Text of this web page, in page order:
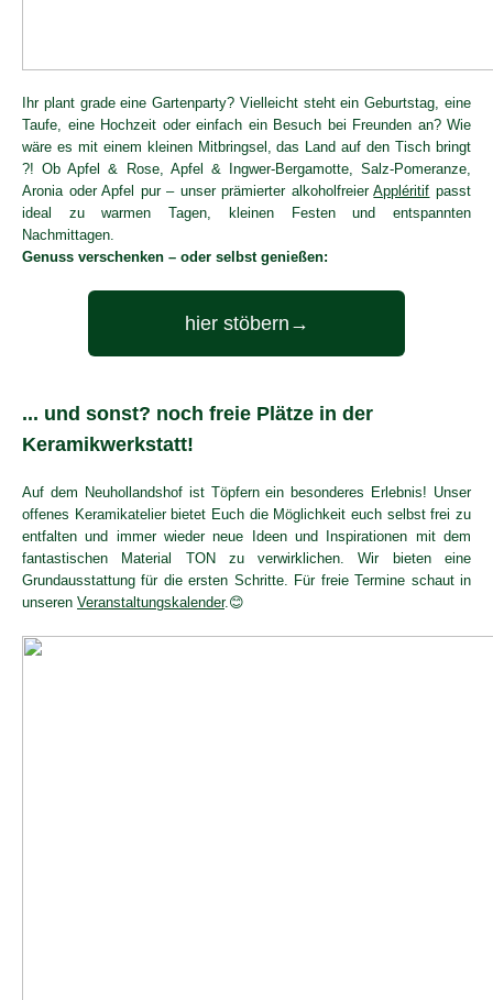
Ihr plant grade eine Gartenparty? Vielleicht steht ein Geburtstag, eine
Taufe, eine Hochzeit oder einfach ein Besuch bei Freunden an? Wie
wäre es mit einem kleinen Mitbringsel, das Land auf den Tisch bringt
?! Ob Apfel & Rose, Apfel & Ingwer-Bergamotte, Salz-Pomeranze,
Aronia oder Apfel pur – unser prämierter alkoholfreierAppléritif passt
ideal zu warmen Tagen, kleinen Festen und entspannten
Nachmittagen.
Genuss verschenken – oder selbst genießen:
hier stöbern→
... und sonst? noch freie Plätze in der
Keramikwerkstatt!
Auf dem Neuhollandshof ist Töpfern ein besonderes Erlebnis! Unser
offenes Keramikatelier bietet Euch die Möglichkeit euch selbst frei zu
entfalten und immer wieder neue Ideen und Inspirationen mit dem
fantastischen Material TON zu verwirklichen. Wir bieten eine
Grundausstattung für die ersten Schritte. Für freie Termine schaut in
unseren Veranstaltungskalender.😊